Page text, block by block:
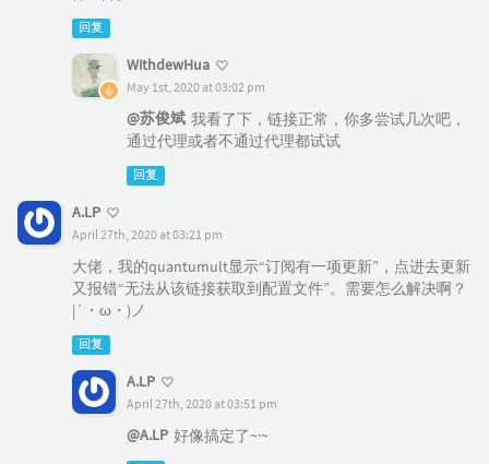
回复
WithdewHua
May 1st, 2020 at 03:02 pm
@苏俊斌 我看了下，链接正常，你多尝试几次吧，
通过代理或者不通过代理都试试
回复
A.LP
April 27th, 2020 at 03:21 pm
大佬，我的quantumult显示“订阅有一项更新”，点进去更新
又报错“无法从该链接获取到配置文件”。需要怎么解决啊？
|´・ω・)ノ
回复
A.LP
April 27th, 2020 at 03:51 pm
@A.LP 好像搞定了~·~